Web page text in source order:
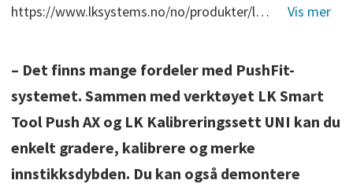
https://www.lksystems.no/no/produkter/lk-universal/produktsortiment/pushfit/kuplinger-ax/
– Det finns mange fordeler med PushFit-
systemet. Sammen med verktøyet LK Smart
Tool Push AX og LK Kalibreringssett UNI kan du
enkelt gradere, kalibrere og merke
innstikksdybden. Du kan også demontere